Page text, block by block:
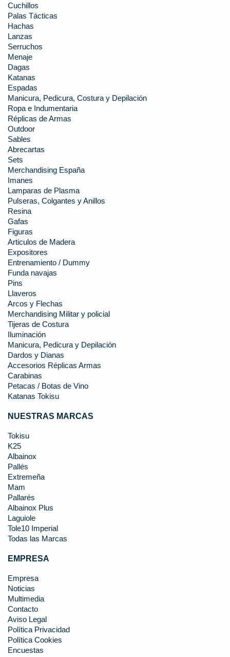
Cuchillos
Palas Tácticas
Hachas
Lanzas
Serruchos
Menaje
Dagas
Katanas
Espadas
Manicura, Pedicura, Costura y Depilación
Ropa e Indumentaria
Réplicas de Armas
Outdoor
Sables
Abrecartas
Sets
Merchandising España
Imanes
Lamparas de Plasma
Pulseras, Colgantes y Anillos
Resina
Gafas
Figuras
Articulos de Madera
Expositores
Entrenamiento / Dummy
Funda navajas
Pins
Llaveros
Arcos y Flechas
Merchandising Militar y policial
Tijeras de Costura
Iluminación
Manicura, Pedicura y Depilación
Dardos y Dianas
Accesorios Réplicas Armas
Carabinas
Petacas / Botas de Vino
Katanas Tokisu
NUESTRAS MARCAS
Tokisu
K25
Albainox
Pallés
Extremeña
Mam
Pallarés
Albainox Plus
Laguiole
Tole10 Imperial
Todas las Marcas
EMPRESA
Empresa
Noticias
Multimedia
Contacto
Aviso Legal
Política Privacidad
Política Cookies
Encuestas